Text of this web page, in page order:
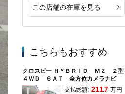
この店舗の在庫を見る
こちらもおすすめ
クロスビー ＨＹＢＲＩＤ ＭＺ ２
４ＷＤ ６ＡＴ 全方位カメラナビ
支払総額: 211.7 万円